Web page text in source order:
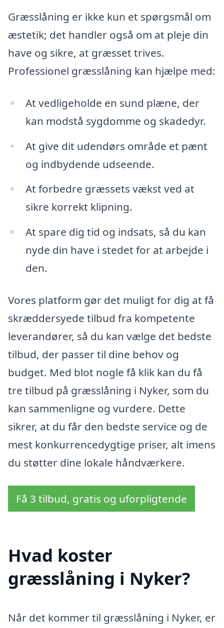
Græsslåning er ikke kun et spørgsmål om
æstetik; det handler også om at pleje din
have og sikre, at græsset trives.
Professionel græsslåning kan hjælpe med:
At vedligeholde en sund plæne, der
kan modstå sygdomme og skadedyr.
At give dit udendørs område et pænt
og indbydende udseende.
At forbedre græssets vækst ved at
sikre korrekt klipning.
At spare dig tid og indsats, så du kan
nyde din have i stedet for at arbejde i
den.
Vores platform gør det muligt for dig at få
skræddersyede tilbud fra kompetente
leverandører, så du kan vælge det bedste
tilbud, der passer til dine behov og
budget. Med blot nogle få klik kan du få
tre tilbud på græsslåning i Nyker, som du
kan sammenligne og vurdere. Dette
sikrer, at du får den bedste service og de
mest konkurrencedygtige priser, alt imens
du støtter dine lokale håndværkere.
Få 3 tilbud, gratis og uforpligtende
Hvad koster
græsslåning i Nyker?
Når det kommer til græsslåning i Nyker, er